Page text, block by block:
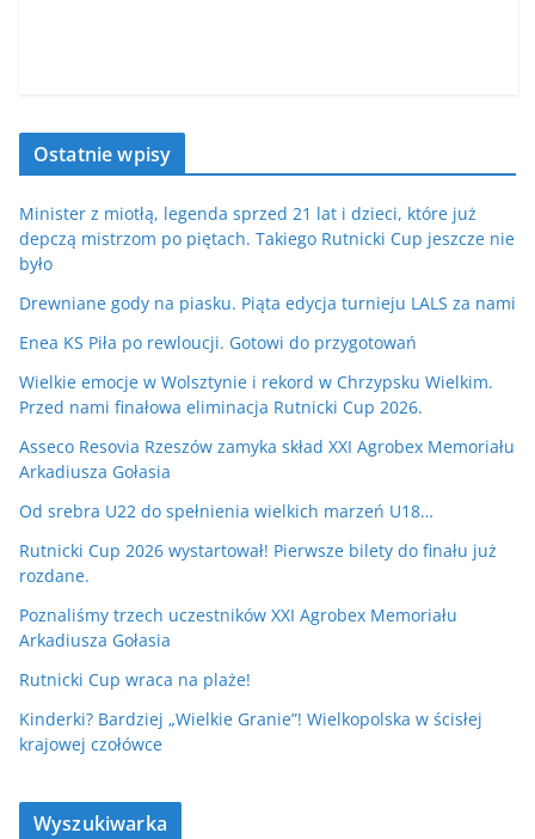
Ostatnie wpisy
Minister z miotłą, legenda sprzed 21 lat i dzieci, które już
depczą mistrzom po piętach. Takiego Rutnicki Cup jeszcze nie
było
Drewniane gody na piasku. Piąta edycja turnieju LALS za nami
Enea KS Piła po rewloucji. Gotowi do przygotowań
Wielkie emocje w Wolsztynie i rekord w Chrzypsku Wielkim.
Przed nami finałowa eliminacja Rutnicki Cup 2026.
Asseco Resovia Rzeszów zamyka skład XXI Agrobex Memoriału
Arkadiusza Gołasia
Od srebra U22 do spełnienia wielkich marzeń U18…
Rutnicki Cup 2026 wystartował! Pierwsze bilety do finału już
rozdane.
Poznaliśmy trzech uczestników XXI Agrobex Memoriału
Arkadiusza Gołasia
Rutnicki Cup wraca na plaże!
Kinderki? Bardziej „Wielkie Granie”! Wielkopolska w ścisłej
krajowej czołówce
Wyszukiwarka